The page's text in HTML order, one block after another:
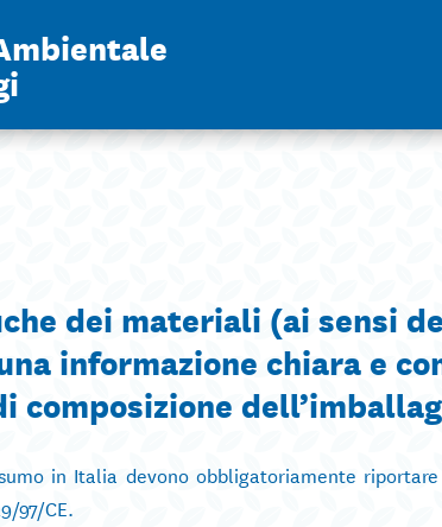
dei materiali (ai sensi
informazione chiara e
in Italia devono obbligatoriamente
97/CE.